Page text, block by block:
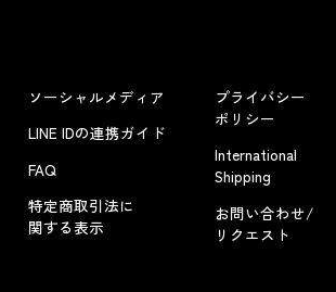
ソーシャルメディア
LINE IDの連携ガイド
FAQ
特定商取引法に
関する表示
プライバシー
ポリシー
International
Shipping
お問い合わせ/
リクエスト